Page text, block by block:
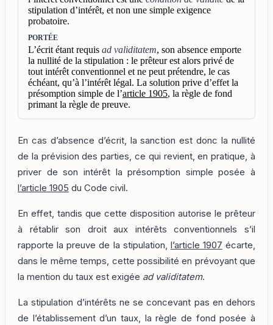
stipulation d’intérêt, et non une simple exigence
probatoire.
PORTÉE
L’écrit étant requis ad validitatem, son absence emporte
la nullité de la stipulation : le prêteur est alors privé de
tout intérêt conventionnel et ne peut prétendre, le cas
échéant, qu’à l’intérêt légal. La solution prive d’effet la
présomption simple de l’article 1905, la règle de fond
primant la règle de preuve.
En cas d’absence d’écrit, la sanction est donc la nullité
de la prévision des parties, ce qui revient, en pratique, à
priver de son intérêt la présomption simple posée à
l’article 1905 du Code civil.
En effet, tandis que cette disposition autorise le prêteur
à rétablir son droit aux intérêts conventionnels s’il
rapporte la preuve de la stipulation, l’article 1907 écarte,
dans le même temps, cette possibilité en prévoyant que
la mention du taux est exigée ad validitatem.
La stipulation d’intérêts ne se concevant pas en dehors
de l’établissement d’un taux, la règle de fond posée à